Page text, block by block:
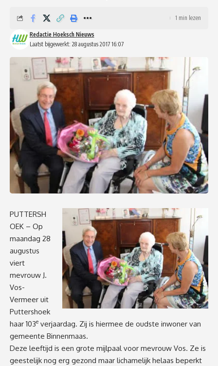
Laatst bijgewerkt: 28 augustus 2017 16:07
Redactie Hoeksch Nieuws
1 min lezen
PUTTERSH
OEK – Op
maandag 28
augustus
viert
mevrouw J.
Vos-
Vermeer uit
Puttershoek
haar 103e verjaardag. Zij is hiermee de oudste inwoner van
gemeente Binnenmaas.
Deze leeftijd is een grote mijlpaal voor mevrouw Vos. Ze is
geestelijk nog erg gezond maar lichamelijk helaas beperkt